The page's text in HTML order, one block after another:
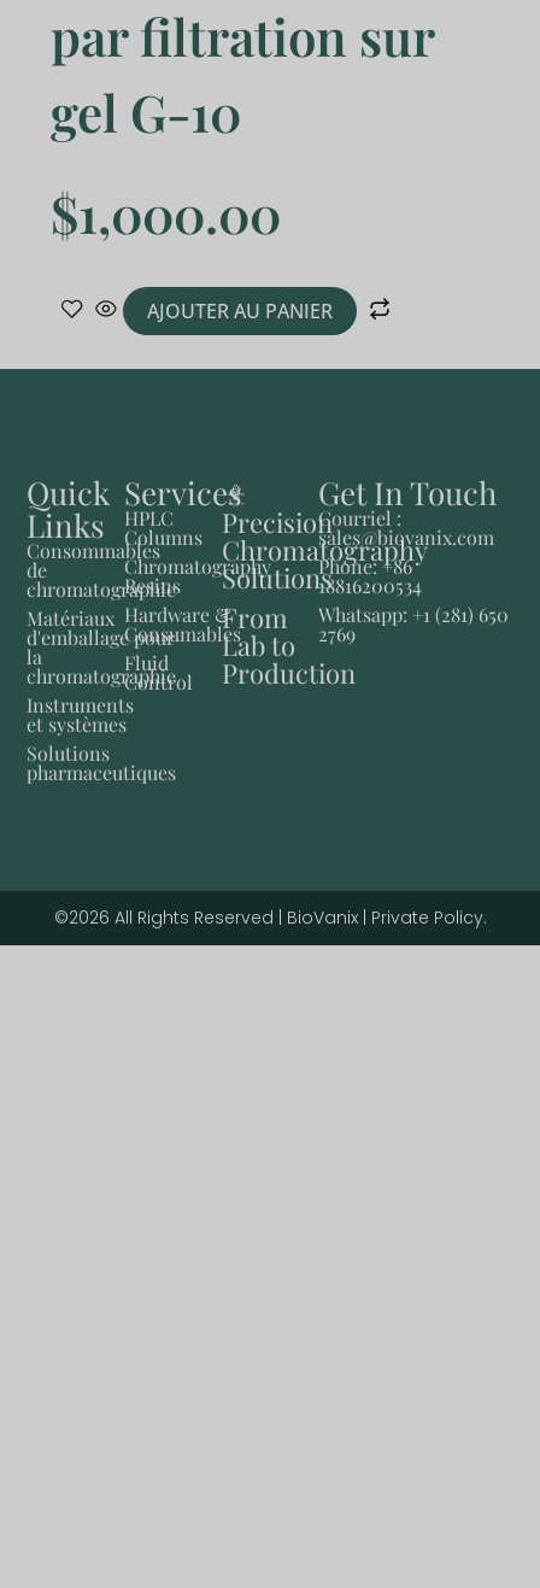
par filtration sur
gel G-10
$1,000.00
AJOUTER AU PANIER
Precision
Chromatography
Solutions
From
Lab to
Production
Services
HPLC
Columns
Chromatography
Resins
Hardware &
Consumables
Fluid
Control
Quick
Links
Consommables
de
chromatographie
Matériaux
d'emballage pour
la
chromatographie
Instruments
et systèmes
Solutions
pharmaceutiques
Get In Touch
Courriel :
sales@biovanix.com
Phone: +86
18816200534
Whatsapp: +1 (281) 650
2769
©2026 All Rights Reserved | BioVanix | Private Policy.